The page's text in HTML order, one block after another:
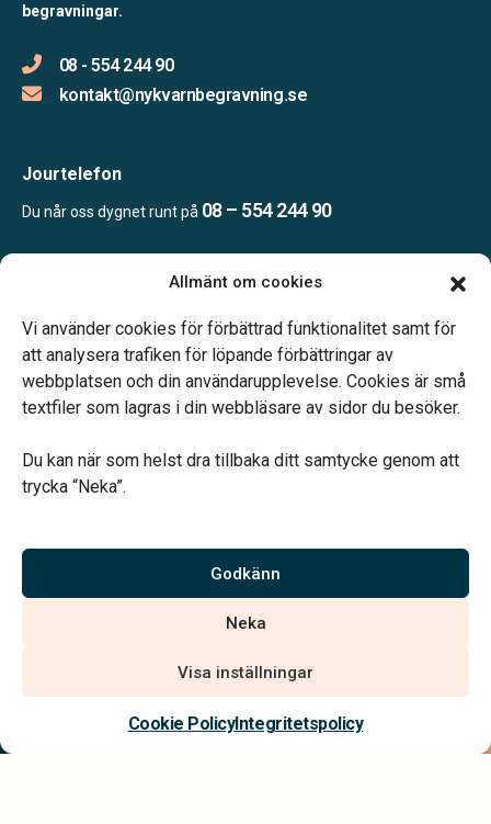
Allmänt om cookies
Vi använder cookies för förbättrad funktionalitet samt för
att analysera trafiken för löpande förbättringar av
webbplatsen och din användarupplevelse. Cookies är små
textfiler som lagras i din webbläsare av sidor du besöker.
Du kan när som helst dra tillbaka ditt samtycke genom att
trycka “Neka”.
Godkänn
Neka
Visa inställningar
Cookie PolicyIntegritetspolicy
Kontakta oss
begravningar.
08 - 554 244 90
kontakt@nykvarnbegravning.se
Jourtelefon
Du når oss dygnet runt på 08 – 554 244 90
Mån & Ons: 13.30 – 16.30
Annan tid efter överenskommelse
Vi är auktoriserade av Sveriges Begravningsbyråers Förbund och
har högt ställda krav på utbildning, kvalitet, miljö och arbetsmiljö.